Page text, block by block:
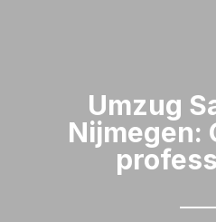
Umzug
Nijmegen: